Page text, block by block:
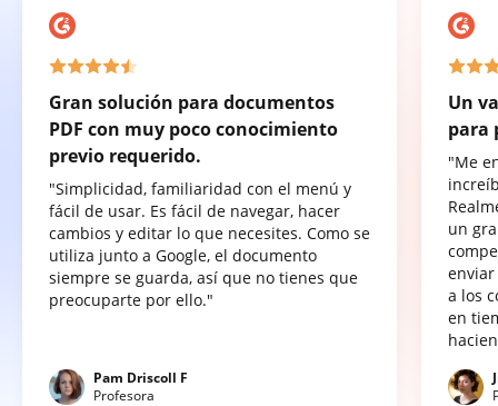
Gran solución para documentos
PDF con muy poco conocimiento
previo requerido.
"Simplicidad, familiaridad con el menú y
fácil de usar. Es fácil de navegar, hacer
cambios y editar lo que necesites. Como se
utiliza junto a Google, el documento
siempre se guarda, así que no tienes que
preocuparte por ello."
Pam Driscoll F
Profesora
Un
para
"Me
un
a los
en